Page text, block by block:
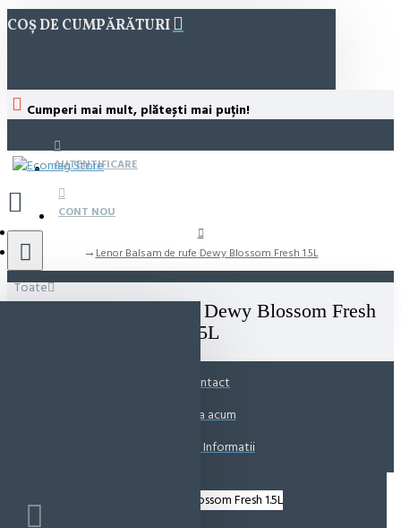
COȘ DE CUMPĂRĂTURI
Cumperi mai mult, plătești mai puțin!
AUTENTIFICARE
CONT NOU
Toate
Lenor Balsam de rufe Dewy Blossom Fresh 1.5L
Lenor Balsam de rufe Dewy Blossom Fresh
1.5L
Contact
Suna acum
Solicita Informatii